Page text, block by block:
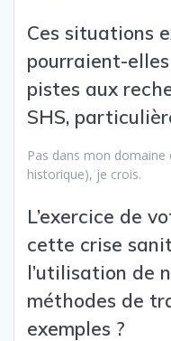
Ces situations
pourraient-
pistes aux
SHS,
Pas dans mon domaine
historique), je crois.
L’exercice de
cette crise
l’utilisation de
méthodes de
exemples ?